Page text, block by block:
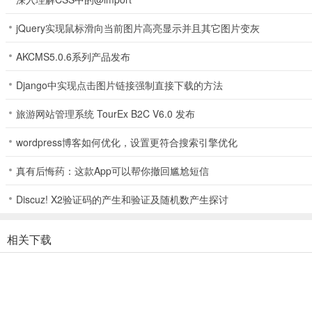
游戏玩法
5、沙盒玩法，包括复杂角色自定义系统，技能基础铸造系统，管理角
jQuery实现鼠标滑向当前图片高亮显示并且其它图片变灰
AKCMS5.0.6系列产品发布
Django中实现点击图片链接强制直接下载的方法
旅游网站管理系统 TourEx B2C V6.0 发布
wordpress博客如何优化，设置更符合搜索引擎优化
真有后悔药：这款App可以帮你撤回尴尬短信
Discuz! X2验证码的产生和验证及随机数产生探讨
相关下载